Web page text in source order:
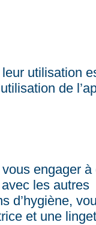
utilisation
de
engager à
les autres
d’hygiène,
et une